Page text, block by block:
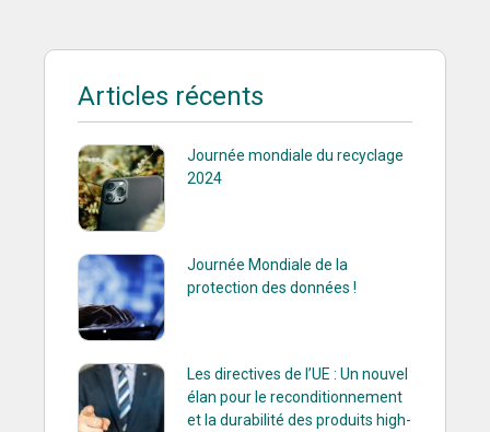
Articles récents
Journée mondiale du recyclage
2024
Journée Mondiale de la
protection des données !
Les directives de l’UE : Un nouvel
élan pour le reconditionnement
et la durabilité des produits high-